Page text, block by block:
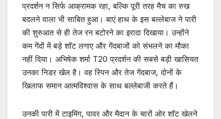
प्रदर्शन न सिर्फ आक्रामक रहा, बल्कि पूरी तरह मैच का रुख
बदलने वाला भी साबित हुआ। बाएं हाथ के इस बल्लेबाज ने पारी
की शुरुआत से ही तेज रन बटोरने का इरादा दिखाया। उन्होंने
कम गेंदों में बड़े शॉट लगाए और गेंदबाजों को संभलने का मौका
नहीं दिया। अभिषेक शर्मा T20 प्रदर्शन की सबसे बड़ी खासियत
उनका निडर खेल है। वह स्पिन और तेज गेंदबाज, दोनों के
खिलाफ समान आत्मविश्वास के साथ बल्लेबाजी करते हैं।
उनकी पारी में टाइमिंग, पावर और मैदान के चारों ओर शॉट खेलने